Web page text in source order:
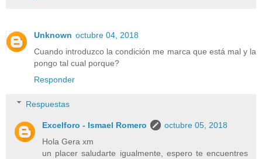
Unknown octubre 04, 2018
Cuando introduzco la condición me marca que está mal y la
pongo tal cual porque?
Responder
Respuestas
Excelforo - Ismael Romero
octubre 05, 2018
Hola Gera xm
un placer saludarte igualmente, espero te encuentres